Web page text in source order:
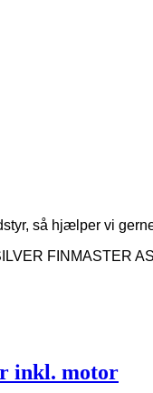
så hjælper vi
FINMASTER
inkl. motor